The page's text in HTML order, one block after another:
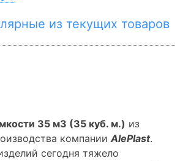
из текущих товаров
35 м3 (35 куб. м.) из
компанииAlePlast.
сегодня тяжело